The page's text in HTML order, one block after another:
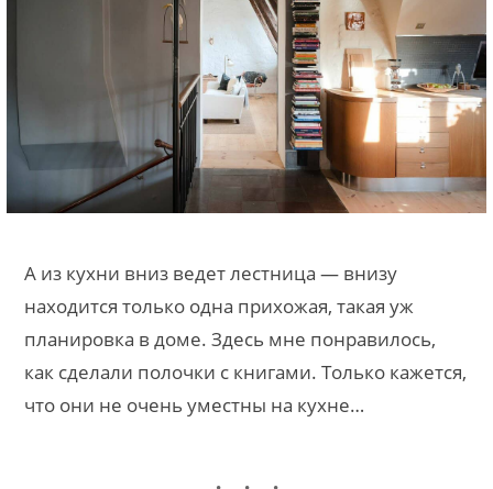
А из кухни вниз ведет лестница — внизу
находится только одна прихожая, такая уж
планировка в доме. Здесь мне понравилось,
как сделали полочки с книгами. Только кажется,
что они не очень уместны на кухне…